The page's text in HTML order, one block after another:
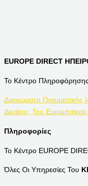
EUROPE DIRECT
Το Κέντρο
Δικαιώματα Πνευματικής
Δικαίου, Του
Πληροφορίες
Το Κέντρο EUROPE
Όλες Οι Υπηρεσίες Του